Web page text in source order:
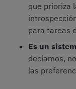
que prioriza
para tareas
Es un
decíamos,
las